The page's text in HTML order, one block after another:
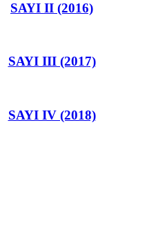
SAYI II (2016)
SAYI III (2017)
SAYI IV (2018)